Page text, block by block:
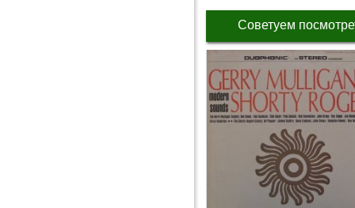
Советуем